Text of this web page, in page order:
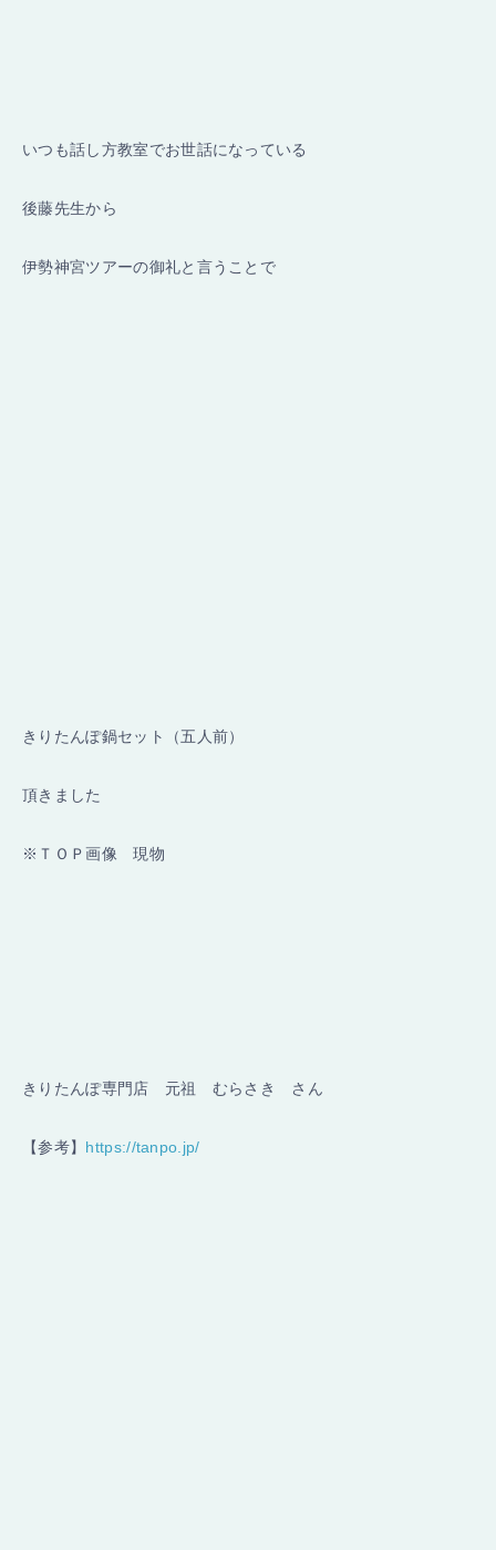
いつも話し方教室でお世話になっている
後藤先生から
伊勢神宮ツアーの御礼と言うことで
きりたんぽ鍋セット（五人前）
頂きました
※ＴＯＰ画像 現物
きりたんぽ専門店 元祖 むらさき さん
【参考】 https://tanpo.jp/